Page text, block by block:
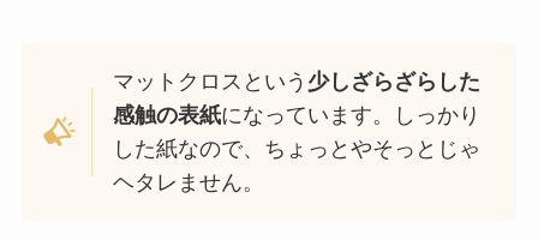
マットクロスという 少しざらざらした
感触の表紙になっています。しっかり
した紙なので、ちょっとやそっとじゃ
ヘタレません。